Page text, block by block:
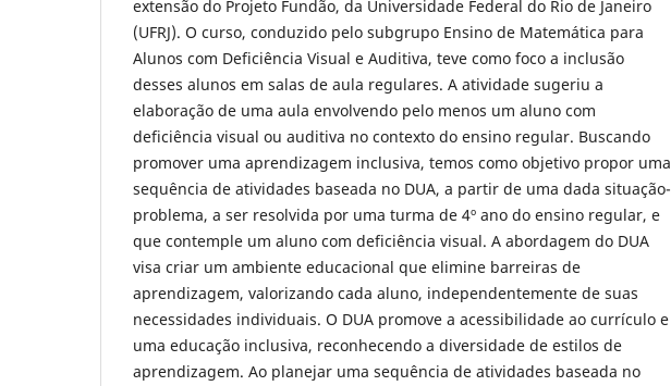
extensão do Projeto Fundão, da Universidade Federal do Rio de Janeiro
(UFRJ). O curso, conduzido pelo subgrupo Ensino de Matemática para
Alunos com Deficiência Visual e Auditiva, teve como foco a inclusão
desses alunos em salas de aula regulares. A atividade sugeriu a
elaboração de uma aula envolvendo pelo menos um aluno com
deficiência visual ou auditiva no contexto do ensino regular. Buscando
promover uma aprendizagem inclusiva, temos como objetivo propor uma
sequência de atividades baseada no DUA, a partir de uma dada situação-
problema, a ser resolvida por uma turma de 4º ano do ensino regular, e
que contemple um aluno com deficiência visual. A abordagem do DUA
visa criar um ambiente educacional que elimine barreiras de
aprendizagem, valorizando cada aluno, independentemente de suas
necessidades individuais. O DUA promove a acessibilidade ao currículo e
uma educação inclusiva, reconhecendo a diversidade de estilos de
aprendizagem. Ao planejar uma sequência de atividades baseada no